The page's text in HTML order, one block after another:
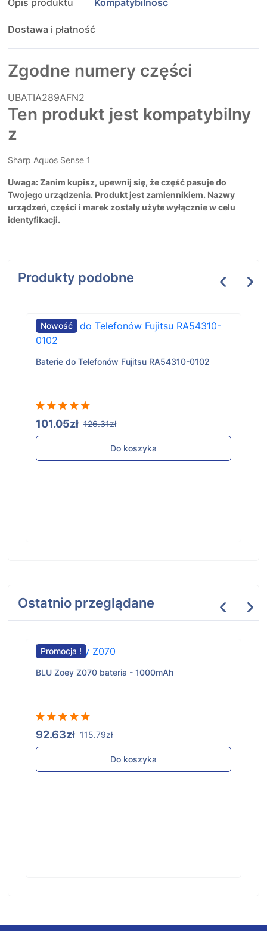
Opis produktu Kompatybilność
Dostawa i płatność
Zgodne numery części
UBATIA289AFN2
Ten produkt jest kompatybilny
z
Sharp Aquos Sense 1
Uwaga: Zanim kupisz, upewnij się, że część pasuje do
Twojego urządzenia. Produkt jest zamiennikiem. Nazwy
urządzeń, części i marek zostały użyte wyłącznie w celu
identyfikacji.
Produkty podobne
Nowość
Baterie do Telefonów Fujitsu RA54310-0102
101.05zł 126.31zł
Do koszyka
Ostatnio przeglądane
Promocja !
BLU Zoey Z070 bateria - 1000mAh
92.63zł 115.79zł
Do koszyka